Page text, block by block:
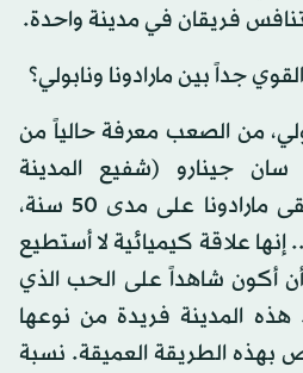
يتنافس فريقان في مدينة واحدة.
جداً بين مارادونا ونابولي؟
من الصعب معرفة حالياً من
سان جينارو (شفيع المدينة
الإيطالية)؟ مارادونا سيبقى مارادونا على مدى 50 سنة،
علاقة كيميائية لا أستطيع
أكون شاهداً على الحب الذي
المدينة فريدة من نوعها
بهذه الطريقة العميقة. نسبة